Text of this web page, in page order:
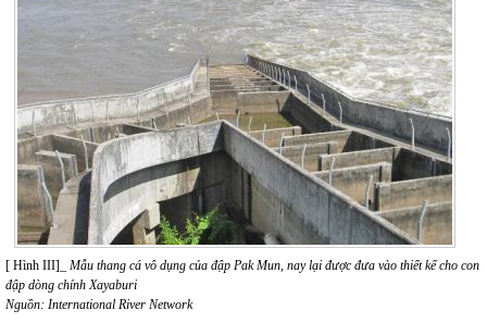
[ Hình III]_ Mẫu thang cá vô dụng của đập Pak Mun, nay lại được đưa vào thiết kế cho con
đập dòng chính Xayaburi
Nguồn: International River Network